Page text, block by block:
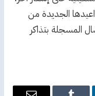
الجديدة من
المسجلة بتذاكر